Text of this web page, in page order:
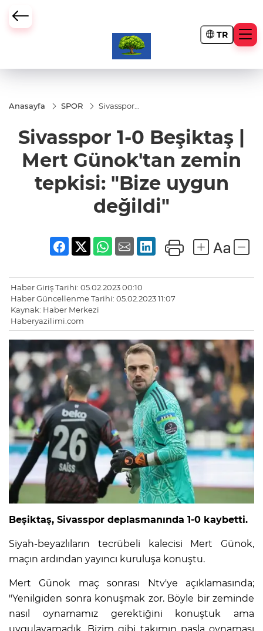
TR
Anasayfa SPOR
Sivasspor
Mert
Günok'tan
tepkisi:
uygun
değildi"
Sivasspor 1-0 Beşiktaş |
Mert Günok'tan zemin
tepkisi: "Bize uygun
değildi"
Haber Giriş Tarihi: 05.02.2023 00:10
Haber Güncellenme Tarihi: 05.02.2023 11:07
Kaynak: Haber Merkezi
Haberyazilimi.com
Beşiktaş, Sivasspor deplasmanında 1-0 kaybetti.
Siyah-beyazlıların tecrübeli kalecisi Mert Günok,
maçın ardından yayıncı kuruluşa konuştu.
Mert Günok maç sonrası Ntv'ye açıklamasında;
"Yenilgiden sonra konuşmak zor. Böyle bir zeminde
nasıl oynamamız gerektiğini konuştuk ama